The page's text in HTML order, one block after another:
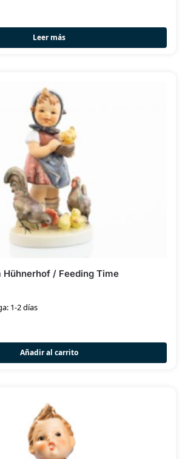
Leer más
Hühnerhof / Feeding Time
1-2 días
Añadir al carrito